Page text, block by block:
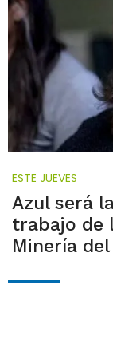
ESTE JUEVES
Azul será
trabajo de
Minería